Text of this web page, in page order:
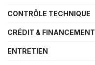
CONTRÔLE TECHNIQUE
CRÉDIT & FINANCEMENT
ENTRETIEN